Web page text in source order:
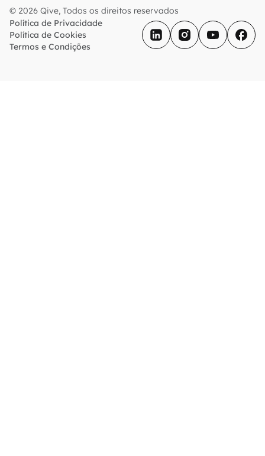
© 2026 Qive, Todos os direitos reservados
Política de Privacidade
Política de Cookies
Termos e Condições